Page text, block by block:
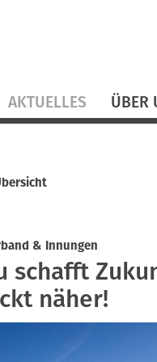
überspringen
AKTUELLES ÜBER
& Innungen
schafft
näher!